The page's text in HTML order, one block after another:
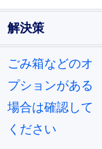
解決策
ごみ箱などのオ
プションがある
場合は確認して
ください